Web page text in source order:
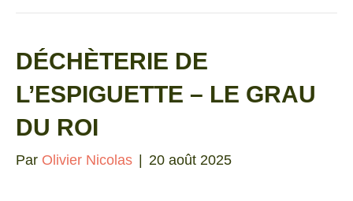
DÉCHÈTERIE DE
L’ESPIGUETTE – LE GRAU
DU ROI
Par Olivier Nicolas 20 août 2025